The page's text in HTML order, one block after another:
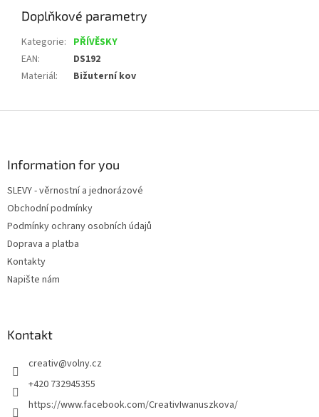
Doplňkové parametry
Kategorie: PŘÍVĚSKY
EAN:
DS192
Materiál: Bižuterní kov
Information for you
SLEVY - věrnostní a jednorázové
Obchodní podmínky
Podmínky ochrany osobních údajů
Doprava a platba
Kontakty
Napište nám
Kontakt
creativ@volny.cz
+420 732945355
https://www.facebook.com/CreativIwanuszkova/